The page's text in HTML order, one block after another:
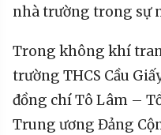
nhà trường trong sự
Trong không khí
trường THCS Cầu
đồng chí Tô Lâm –
Trung ương Đảng